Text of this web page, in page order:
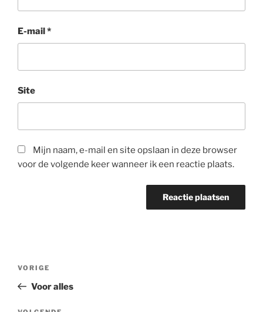
E-mail*
Site
Mijn naam, e-mail en site opslaan in deze browser
voor de volgende keer wanneer ik een reactie plaats.
Vorig
bericht
VORIGE
Voor alles